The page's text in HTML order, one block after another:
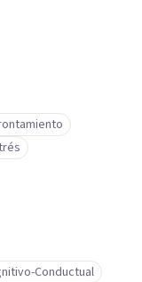
Conductual